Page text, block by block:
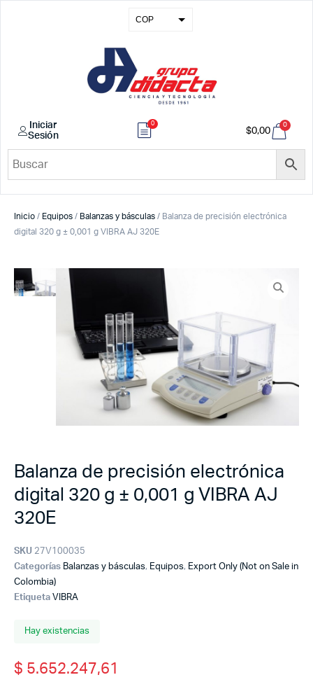
COP
EUR
GBP
Iniciar
Sesión
0
$0,00
0
Inicio / Equipos / Balanzas y básculas / Balanza de precisión electrónica
digital 320 g ± 0,001 g VIBRA AJ 320E
Balanza de precisión electrónica
digital 320 g ± 0,001 g VIBRA AJ
320E
SKU 27V100035
Categorías Balanzas y básculas, Equipos, Export Only (Not on Sale in
Colombia)
Etiqueta VIBRA
Hay existencias
$ 5.652.247,61